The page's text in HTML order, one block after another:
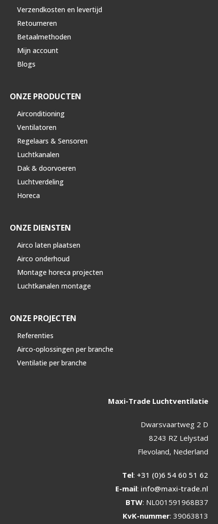
Verzendkosten en levertijd
Retourneren
Betaalmethoden
Mijn account
Blogs
ONZE PRODUCTEN
Airconditioning
Ventilatoren
Regelaars & Sensoren
Luchtkanalen
Dak & doorvoeren
Luchtverdeling
Horeca
ONZE DIENSTEN
Airco laten plaatsen
Airco onderhoud
Montage horeca projecten
Luchtkanalen montage
ONZE PROJECTEN
Referenties
Airco-oplossingen per branche
Ventilatie per branche
Maxi-Trade Luchtventilatie
Dwarsvaartweg 2 D
8243 RZ Lelystad
Flevoland, Nederland
Tel: +31 (0)6 54 60 51 62
E-mail: info@maxi-trade.nl
BTW: NL001591968B37
KvK-nummer: 39063813